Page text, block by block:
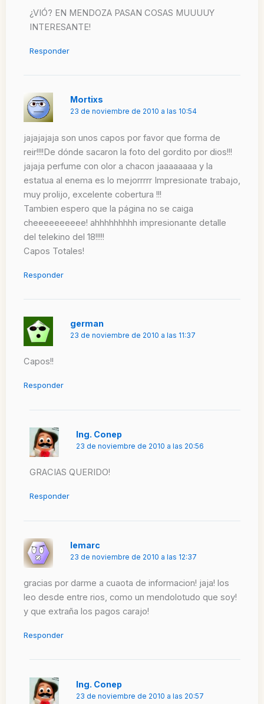
¿VIÓ? EN MENDOZA PASAN COSAS MUUUUY
INTERESANTE!
Responder
Mortixs
23 de noviembre de 2010 a las 10:54
jajajajaja son unos capos por favor que forma de
reir!!!!De dónde sacaron la foto del gordito por dios!!!
jajaja perfume con olor a chacon jaaaaaaaa y la
estatua al enema es lo mejorrrrr Impresionate trabajo,
muy prolijo, excelente cobertura !!!
Tambien espero que la página no se caiga
cheeeeeeeeee! ahhhhhhhhh impresionante detalle
del telekino del 18!!!!!
Capos Totales!
Responder
german
23 de noviembre de 2010 a las 11:37
Capos!!
Responder
Ing. Conep
23 de noviembre de 2010 a las 20:56
GRACIAS QUERIDO!
Responder
lemarc
23 de noviembre de 2010 a las 12:37
gracias por darme a cuaota de informacion! jaja! los
leo desde entre rios, como un mendolotudo que soy!
y que extraña los pagos carajo!
Responder
Ing. Conep
23 de noviembre de 2010 a las 20:57